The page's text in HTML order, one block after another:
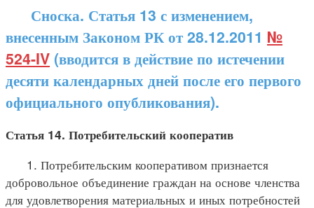
Сноска. Статья 13 с изменением,
внесенным Законом РК от 28.12.2011 №
524-IV (вводится в действие по истечении
десяти календарных дней после его первого
официального опубликования).
Статья 14. Потребительский кооператив
1. Потребительским кооперативом признается
добровольное объединение граждан на основе членства
для удовлетворения материальных и иных потребностей